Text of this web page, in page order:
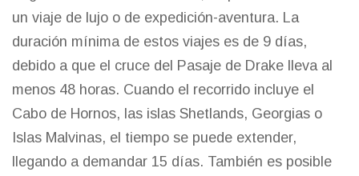
un viaje de lujo o de expedición-aventura. La
duración mínima de estos viajes es de 9 días,
debido a que el cruce del Pasaje de Drake lleva al
menos 48 horas. Cuando el recorrido incluye el
Cabo de Hornos, las islas Shetlands, Georgias o
Islas Malvinas, el tiempo se puede extender,
llegando a demandar 15 días. También es posible